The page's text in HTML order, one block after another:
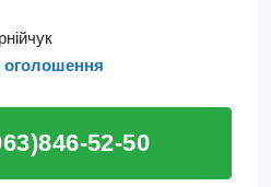
оголошення
52-50